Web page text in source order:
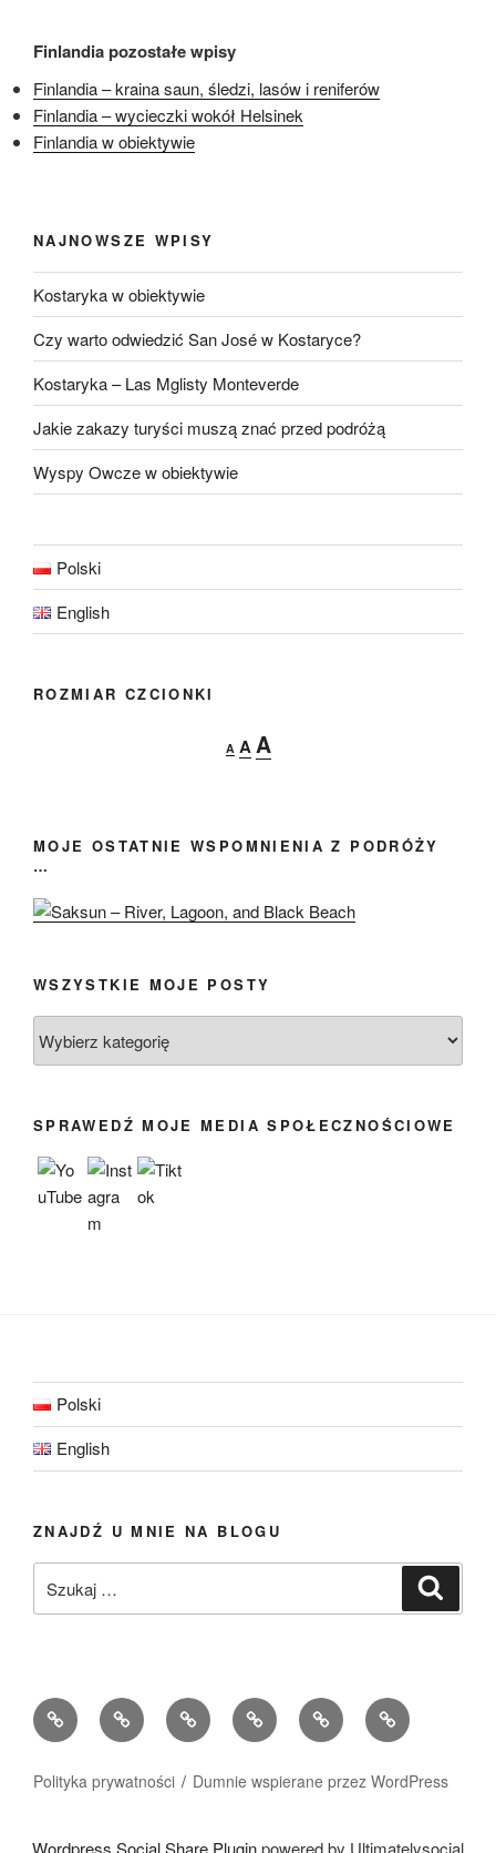
Finlandia pozostałe wpisy
Finlandia – kraina saun, śledzi, lasów i reniferów
Finlandia – wycieczki wokół Helsinek
Finlandia w obiektywie
NAJNOWSZE WPISY
Kostaryka w obiektywie
Czy warto odwiedzić San José w Kostaryce?
Kostaryka – Las Mglisty Monteverde
Jakie zakazy turyści muszą znać przed podróżą
Wyspy Owcze w obiektywie
Polski
English
ROZMIAR CZCIONKI
A
Decrease
font
A Reset
font
AIncrease
MOJE OSTATNIE WSPOMNIENIA Z PODRÓŻY
…
WSZYSTKIE MOJE POSTY
moje
SPRAWEDŹ MOJE MEDIA SPOŁECZNOŚCIOWE
Polski
English
ZNAJDŹ U MNIE NA BLOGU
Strona
główna
O
mnie
Menu
moje
Galeria
zdjęć
Niezbędnik
w
Historie
Moich
Polityka prywatności Dumnie wspierane przez WordPress
Wordpress Social Share Pluginpowered by Ultimatelysocial